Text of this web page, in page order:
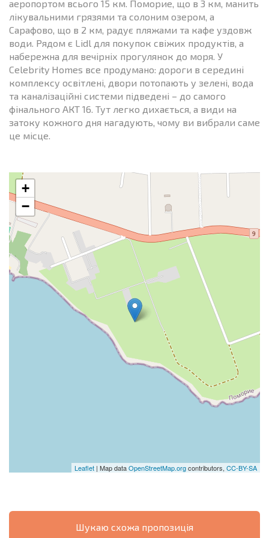
аеропортом всього 15 км. Поморие, що в 3 км, манить
лікувальними грязями та солоним озером, а
Сарафово, що в 2 км, радує пляжами та кафе уздовж
води. Рядом є Lidl для покупок свіжих продуктів, а
набережна для вечірніх прогулянок до моря. У
Celebrity Homes все продумано: дороги в середині
комплексу освітлені, двори потопають у зелені, вода
та каналізаційні системи підведені – до самого
фінального АКТ 16. Тут легко дихається, а види на
затоку кожного дня нагадують, чому ви вибрали саме
це місце.
+
−
Leaflet | Map dataOpenStreetMap.orgcontributors, CC-BY-SA
Шукаю схожа пропозиція